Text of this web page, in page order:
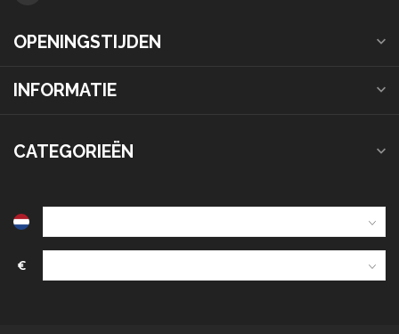
OPENINGSTIJDEN
INFORMATIE
CATEGORIEËN
€